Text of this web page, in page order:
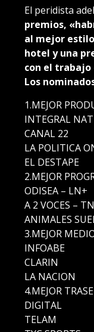
El peridista
premios,
al mejor
hotel y una
con el trabajo
Los
1.MEJOR
INTEGRAL
CANAL 22
LA POLITICA
EL DESTAPE
2.MEJOR
ODISEA – LN+
A 2 VOCES – TN
ANIMALES
3.MEJOR
INFOABE
CLARIN
LA NACION
4.MEJOR
DIGITAL
TELAM